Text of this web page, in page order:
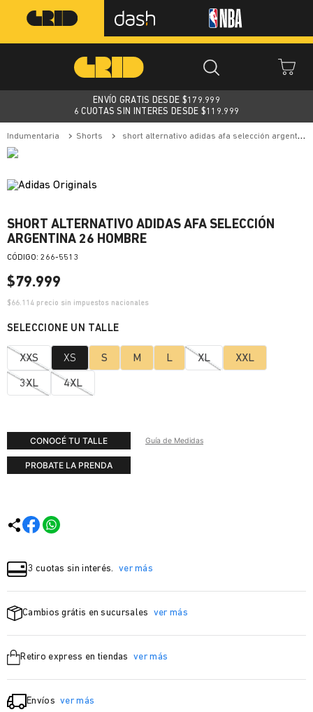
ENVÍO GRATIS DESDE $179.999
6 CUOTAS SIN INTERES DESDE $119.999
indumentaria shorts short alternativo adidas afa selección argentina 26 hombre
SHORT ALTERNATIVO ADIDAS AFA SELECCIÓN
ARGENTINA 26 HOMBRE
: 266-5513
$79.999
$66.114 precio sin impuestos nacionales
XXS XS S M L XL XXL
3XL 4XL
CONOCÉ TU TALLE Guía de Medidas
PROBATE LA PRENDA
3 cuotas sin interés. ver más
Cambios grátis en sucursales ver más
Retiro express en tiendas ver más
Envíos ver más